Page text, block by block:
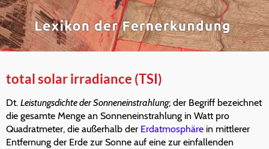
total solar irradiance (TSI)
Dt. Leistungsdichte der Sonneneinstrahlung; der Begriff bezeichnet
die gesamte Menge an Sonneneinstrahlung in Watt pro
Quadratmeter, die außerhalb der Erdatmosphäre in mittlerer
Entfernung der Erde zur Sonne auf eine zur einfallenden